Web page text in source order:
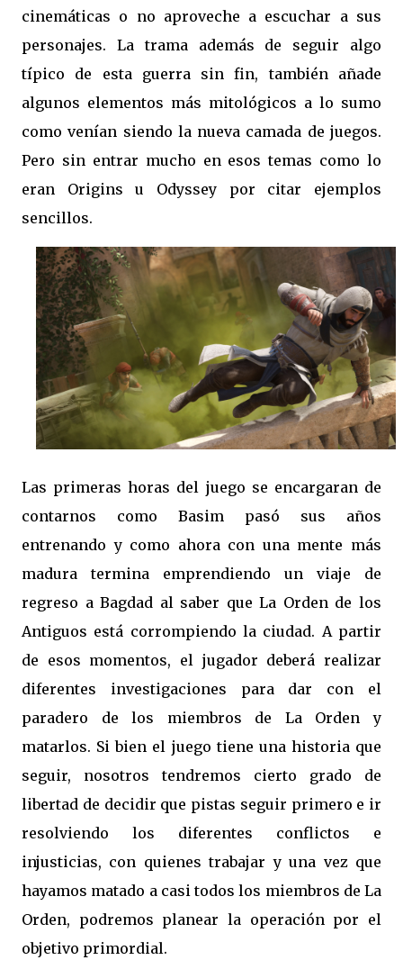
cinemáticas o no aproveche a escuchar a sus
personajes. La trama además de seguir algo
típico de esta guerra sin fin, también añade
algunos elementos más mitológicos a lo sumo
como venían siendo la nueva camada de juegos.
Pero sin entrar mucho en esos temas como lo
eran Origins u Odyssey por citar ejemplos
sencillos.
Las primeras horas del juego se encargaran de
contarnos como Basim pasó sus años
entrenando y como ahora con una mente más
madura termina emprendiendo un viaje de
regreso a Bagdad al saber que La Orden de los
Antiguos está corrompiendo la ciudad. A partir
de esos momentos, el jugador deberá realizar
diferentes investigaciones para dar con el
paradero de los miembros de La Orden y
matarlos. Si bien el juego tiene una historia que
seguir, nosotros tendremos cierto grado de
libertad de decidir que pistas seguir primero e ir
resolviendo los diferentes conflictos e
injusticias, con quienes trabajar y una vez que
hayamos matado a casi todos los miembros de La
Orden, podremos planear la operación por el
objetivo primordial.